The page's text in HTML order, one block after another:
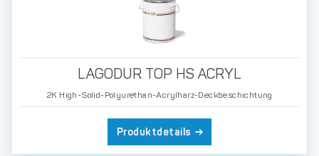
LAGODUR TOP HS ACRYL
2K High-Solid-Polyurethan-Acrylharz-Deckbeschichtung
Produktdetails